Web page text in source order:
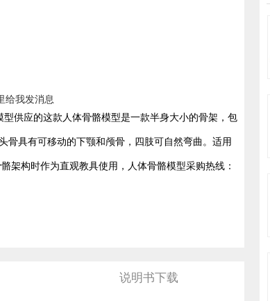
型供应的这款人体骨骼模型是一款半身大小的骨架，包
骨具有可移动的下颚和颅骨，四肢可自然弯曲。适用
架构时作为直观教具使用，人体骨骼模型采购热线：
说明书下载